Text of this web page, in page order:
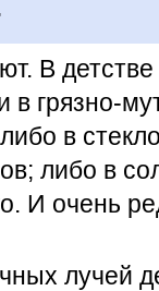
В
в грязно-
в
либо в
И очень
лучей